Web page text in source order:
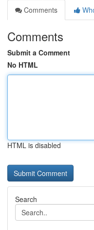
Comments
Comments
Submit a Comment
No HTML
HTML is disabled
Search